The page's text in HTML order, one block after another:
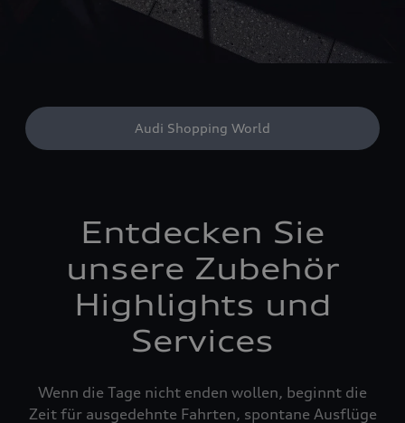
Audi Shopping World
Entdecken Sie
unsere Zubehör
Highlights und
Services
Wenn die Tage nicht enden wollen, beginnt die
Zeit für ausgedehnte Fahrten, spontane Ausflüge